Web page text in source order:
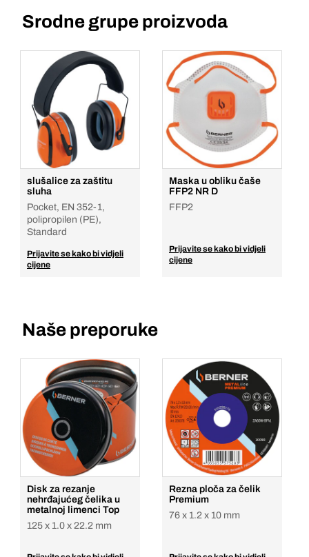
Srodne grupe proizvoda
slušalice za zaštitu
sluha
Pocket, EN 352-1,
polipropilen (PE),
Standard
Prijavite se kako bi vidjeli
cijene
Maska u obliku čaše
FFP2 NR D
FFP2
Prijavite se kako bi vidjeli
cijene
Naše preporuke
Disk za rezanje
nehrđajućeg čelika u
metalnoj limenci Top
125 x 1.0 x 22.2 mm
Rezna ploča za čelik
Premium
76 x 1.2 x 10 mm